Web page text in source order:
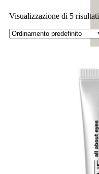
Visualizzazione di 5 risultati